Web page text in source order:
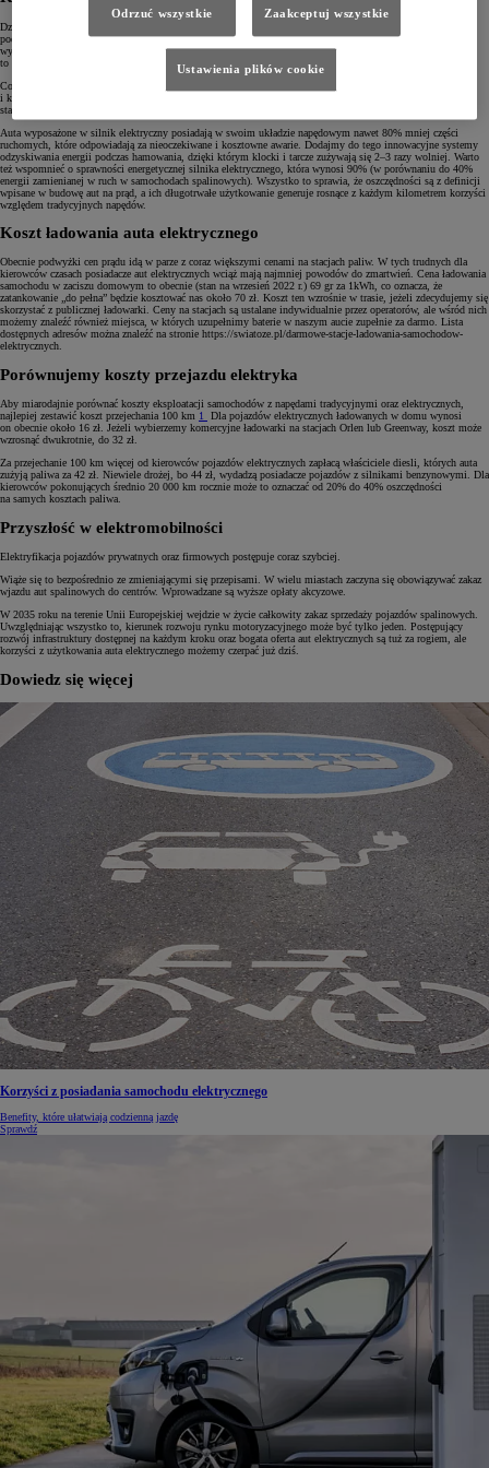
Dzięki swojej budowie
podróżowania, ale także serwisu. Ma to niebagatelne znaczenie dla naszego portfela. Brak konieczności
wymiany oleju silnikowego, filtrów oleju i paliwa, rozrządu, świec zapłonowych czy pasków osprzętu
to wielki plus pozwalający oszczędzać podczas długotrwałej eksploatacji.
Co więcej, elektryki nie posiadają wielu elementów szczególnie narażonych na zużycie, takich jak: sprzęgło
i koło dwumasowe, turbosprężarka, katalizator, rozrusznik, wtryskiwacze czy filtr cząstek stałych, który
stanowi zmorę wszystkich właścicieli diesli poruszających się po mieście.
Auta wyposażone w silnik elektryczny posiadają w swoim układzie napędowym nawet 80% mniej części
ruchomych, które odpowiadają za nieoczekiwane i kosztowne awarie. Dodajmy do tego innowacyjne systemy
odzyskiwania energii podczas hamowania, dzięki którym klocki i tarcze zużywają się 2–3 razy wolniej. Warto
też wspomnieć o sprawności energetycznej silnika elektrycznego, która wynosi 90% (w porównaniu do 40%
energii zamienianej w ruch w samochodach spalinowych). Wszystko to sprawia, że oszczędności są z definicji
wpisane w budowę aut na prąd, a ich długotrwałe użytkowanie generuje rosnące z każdym kilometrem korzyści
względem tradycyjnych napędów.
Koszt ładowania auta elektrycznego
Obecnie podwyżki cen prądu idą w parze z coraz większymi cenami na stacjach paliw. W tych trudnych dla
kierowców czasach posiadacze aut elektrycznych wciąż mają najmniej powodów do zmartwień. Cena ładowania
samochodu w zaciszu domowym to obecnie (stan na wrzesień 2022 r.) 69 gr za 1kWh, co oznacza, że
zatankowanie „do pełna” będzie kosztować nas około 70 zł. Koszt ten wzrośnie w trasie, jeżeli zdecydujemy się
skorzystać z publicznej ładowarki. Ceny na stacjach są ustalane indywidualnie przez operatorów, ale wśród nich
możemy znaleźć również miejsca, w których uzupełnimy baterie w naszym aucie zupełnie za darmo. Lista
dostępnych adresów można znaleźć na stronie https://swiatoze.pl/darmowe-stacje-ladowania-samochodow-
elektrycznych.
Porównujemy koszty przejazdu elektryka
Aby miarodajnie porównać koszty eksploatacji samochodów z napędami tradycyjnymi oraz elektrycznych,
najlepiej zestawić koszt przejechania 100 km 1
Dla pojazdów elektrycznych ładowanych w domu wynosi
on obecnie około 16 zł. Jeżeli wybierzemy komercyjne ładowarki na stacjach Orlen lub Greenway, koszt może
wzrosnąć dwukrotnie, do 32 zł.
Za przejechanie 100 km więcej od kierowców pojazdów elektrycznych zapłacą właściciele diesli, których auta
zużyją paliwa za 42 zł. Niewiele drożej, bo 44 zł, wydadzą posiadacze pojazdów z silnikami benzynowymi. Dla
kierowców pokonujących średnio 20 000 km rocznie może to oznaczać od 20% do 40% oszczędności
na samych kosztach paliwa.
Przyszłość w elektromobilności
Elektryfikacja pojazdów prywatnych oraz firmowych postępuje coraz szybciej.
Wiąże się to bezpośrednio ze zmieniającymi się przepisami. W wielu miastach zaczyna się obowiązywać zakaz
wjazdu aut spalinowych do centrów. Wprowadzane są wyższe opłaty akcyzowe.
W 2035 roku na terenie Unii Europejskiej wejdzie w życie całkowity zakaz sprzedaży pojazdów spalinowych.
Uwzględniając wszystko to, kierunek rozwoju rynku motoryzacyjnego może być tylko jeden. Postępujący
rozwój infrastruktury dostępnej na każdym kroku oraz bogata oferta aut elektrycznych są tuż za rogiem, ale
korzyści z użytkowania auta elektrycznego możemy czerpać już dziś.
Dowiedz się więcej
Korzyści z posiadania samochodu elektrycznego
Benefity, które ułatwiają codzienną jazdę
Sprawdź
Odrzuć wszystkie Zaakceptuj wszystkie
Ustawienia plików cookie